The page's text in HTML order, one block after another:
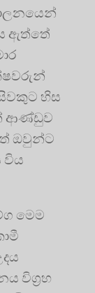
ඇත්තේ
හිස
ආණ්ඩුව
ඔවුන්ට
විය
මෙම
විග්‍රහ